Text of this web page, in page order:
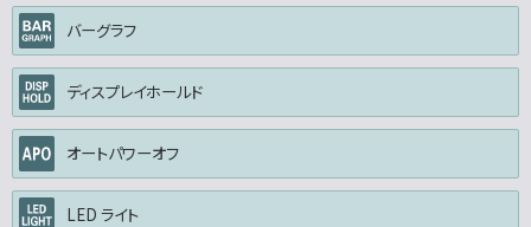
バーグラフ
ディスプレイホールド
オートパワーオフ
LED ライト